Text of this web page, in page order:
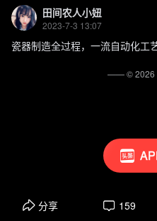
田间农人小妞
2023-7-3 13:07
瓷器制造全过程，一流自动化工
分享 159
—— ©2026